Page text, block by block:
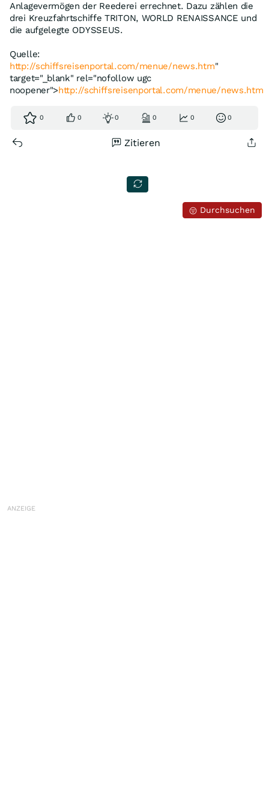
Anlagevermögen der Reederei errechnet. Dazu zählen die
drei Kreuzfahrtschiffe TRITON, WORLD RENAISSANCE und
die aufgelegte ODYSSEUS.
Quelle:
http://schiffsreisenportal.com/menue/news.htm"
target="_blank" rel="nofollow ugc
noopener">http://schiffsreisenportal.com/menue/news.htm
0 0 0 0 0 0
Zitieren
Durchsuchen